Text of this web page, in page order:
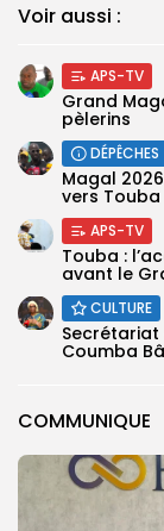
COMMUNIQUE
Voir aussi :
APS-TV
Grand
pèlerins
DÉPÊCHES
Magal
vers Touba
APS-TV
Touba :
avant le
CULTURE
Secrétariat
Coumba